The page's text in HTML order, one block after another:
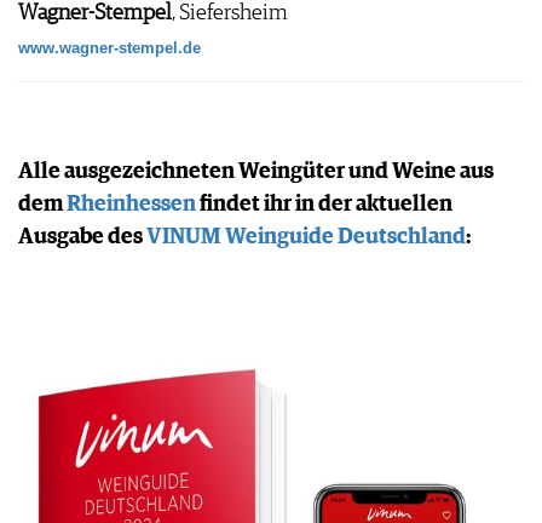
Wagner-Stempel, Siefersheim
www.wagner-stempel.de
Alle ausgezeichneten Weingüter und Weine aus
demRheinhessenfindet ihr in der aktuellen
Ausgabe desVINUM Weinguide Deutschland: